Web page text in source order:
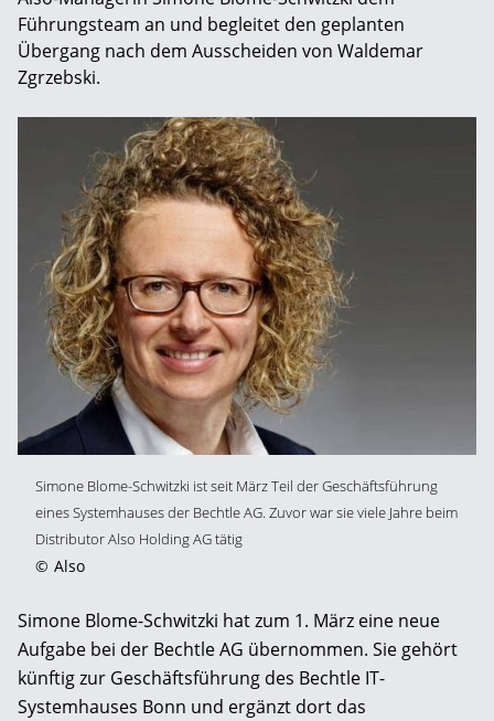
Führungsteam an und begleitet den geplanten
Übergang nach dem Ausscheiden von Waldemar
Zgrzebski.
Simone Blome-Schwitzki ist seit März Teil der Geschäftsführung
eines Systemhauses der Bechtle AG. Zuvor war sie viele Jahre beim
DistributorAlso Holding AGtätig
© Also
Simone Blome-Schwitzki hat zum 1. März eine neue
Aufgabe bei der Bechtle AG übernommen. Sie gehört
künftig zur Geschäftsführung des Bechtle IT-
Systemhauses Bonn und ergänzt dort das